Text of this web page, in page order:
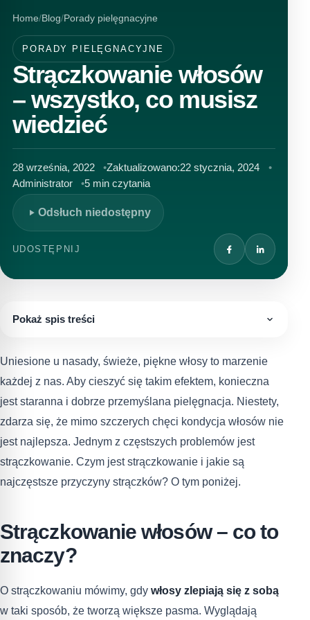
Home Blog Porady pielęgnacyjne
PORADY PIELĘGNACYJNE
Strączkowanie włosów
– wszystko, co musisz
wiedzieć
28 września, 2022 Zaktualizowano:22 stycznia, 2024
Administrator
5 min czytania
Odsłuch niedostępny
UDOSTĘPNIJ
Pokaż spis treści
Uniesione u nasady, świeże, piękne włosy to marzenie
każdej z nas. Aby cieszyć się takim efektem, konieczna
jest staranna i dobrze przemyślana pielęgnacja. Niestety,
zdarza się, że mimo szczerych chęci kondycja włosów nie
jest najlepsza. Jednym z częstszych problemów jest
strączkowanie. Czym jest strączkowanie i jakie są
najczęstsze przyczyny strączków? O tym poniżej.
Strączkowanie włosów – co to
znaczy?
O strączkowaniu mówimy, gdy włosy zlepiają się z sobą
w taki sposób, że tworzą większe pasma. Wyglądają